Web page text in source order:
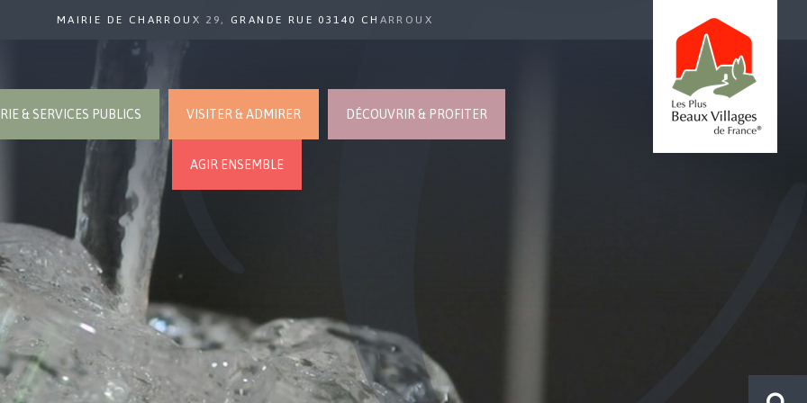
MAIRIE DE CHARROUX 29, GRANDE RUE 03140 CHARROUX
& SERVICES PUBLICS VISITER & ADMIRER DÉCOUVRIR & PROFITER
AGIR ENSEMBLE